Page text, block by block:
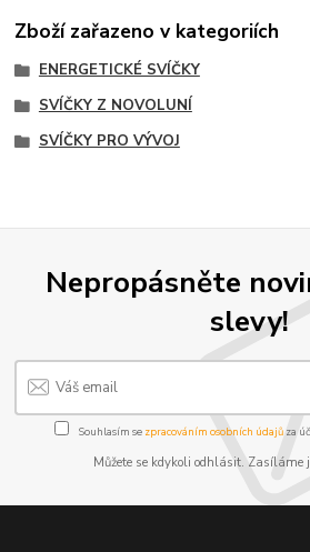
Zboží zařazeno v kategoriích
ENERGETICKÉ SVÍČKY
SVÍČKY Z NOVOLUNÍ
SVÍČKY PRO VÝVOJ
Nepropásněte
slevy!
Souhlasím se zpracováním osobních údajůza
Můžete se kdykoli odhlásit. Zasíláme